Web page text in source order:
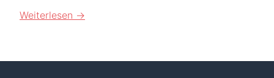
Weiterlesen →